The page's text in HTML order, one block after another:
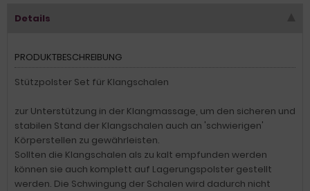
Details
PRODUKTBESCHREIBUNG
Stützpolster Set für Klangschalen
zur Unterstützung in der Klangmassage, um den sicheren und
stabilen Stand der Klangschalen auch an 'schwierigen'
Körperstellen zu gewährleisten.
Sollten die Klangschalen als zu kalt empfunden werden
können sie auch komplett auf Lagerungspolster gestellt
werden. Die Schwingung der Schalen wird dadurch nicht